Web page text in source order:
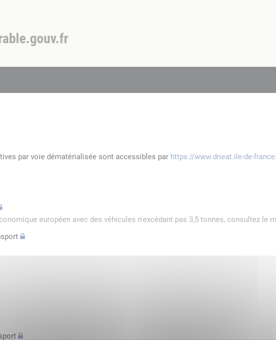
par voie dématérialisée sont accessibles par https://www.drieat.ile-de-
européen avec des véhicules n'excédant pas 3,5 tonnes, consultez le